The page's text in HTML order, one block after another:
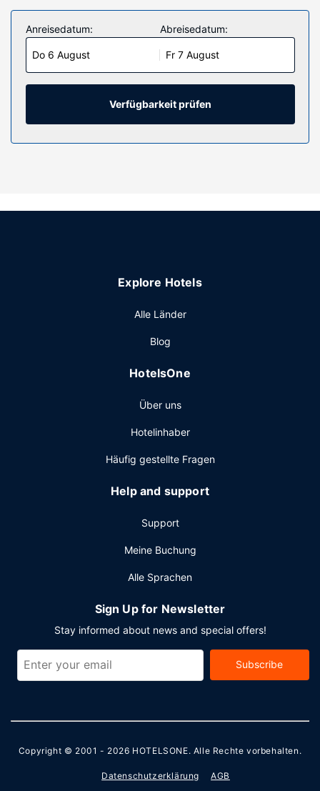
Mach es dir in diesem Ferienhaus gemütlich, wo dir eine
Küche zur Verfügung steht.
Dieses Ferienhaus ist eine Nichtraucherunterkunft, zu
deren Annehmlichkeiten unter anderem Folgendes zählt:
Parkplätze (kostenlos).
Sonstige Einrichtungen
Vor Ort gibt es Folgendes: Parken ohne Service
Anreisedatum:
Do 6 August
Abreisedatum:
Fr 7 August
Verfügbarkeit prüfen
Explore Hotels
Alle Länder
Blog
HotelsOne
Über uns
Hotelinhaber
Häufig gestellte Fragen
Help and support
Support
Meine Buchung
Alle Sprachen
Sign Up for Newsletter
Stay informed about news and special offers!
Subscribe
Copyright © 2001 - 2026 HOTELSONE. Alle Rechte vorbehalten.
Datenschutzerklärung AGB